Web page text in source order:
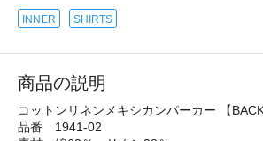
INNER SHIRTS
商品の説明
コットンリネンメキシカンパーカー 【
品番 1941-02